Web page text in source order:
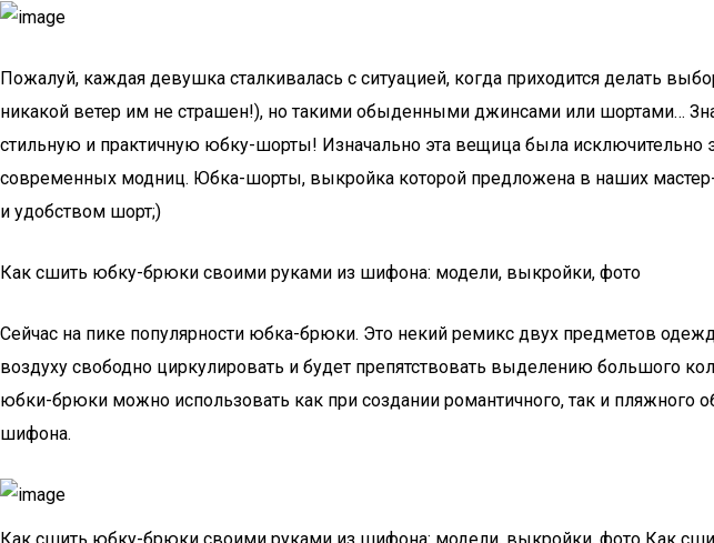
Пожалуй, каждая девушка сталкивалась с ситуацией, когда приходится делать
никакой ветер им не страшен!), но такими обыденными джинсами или шортами…
стильную и практичную юбку-шорты! Изначально эта вещица была
современных модниц. Юбка-шорты, выкройка которой предложена в наших мастер-
и удобством шорт;)
Как сшить юбку-брюки своими руками из шифона: модели, выкройки, фото
Сейчас на пике популярности юбка-брюки. Это некий ремикс двух предметов
воздуху свободно циркулировать и будет препятствовать выделению большого
юбки-брюки можно использовать как при создании романтичного, так и
шифона.